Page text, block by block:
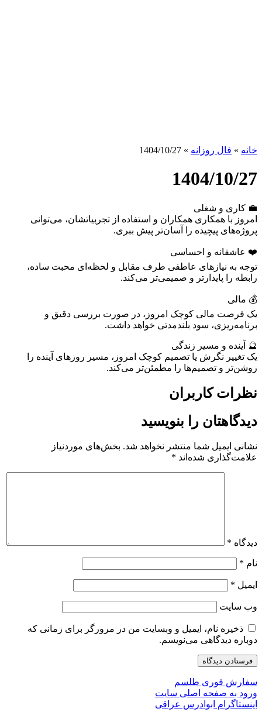
خانه » فال روزانه »
1404/10/27
1404/10/27
💼 کاری و شغلی
امروز با همکاری همکاران و استفاده از تجربیاتشان، می‌توانی
پروژه‌های پیچیده را آسان‌تر پیش ببری.
❤️ عاشقانه و احساسی
توجه به نیازهای عاطفی طرف مقابل و لحظه‌ای محبت ساده،
رابطه را پایدارتر و صمیمی‌تر می‌کند.
💰 مالی
یک فرصت مالی کوچک امروز، در صورت بررسی دقیق و
برنامه‌ریزی، سود بلندمدتی خواهد داشت.
🔮 آینده و مسیر زندگی
یک تغییر نگرش یا تصمیم کوچک امروز، مسیر روزهای آینده را
روشن‌تر و تصمیم‌ها را مطمئن‌تر می‌کند.
نظرات کاربران
دیدگاهتان را بنویسید
نشانی ایمیل شما منتشر نخواهد شد. بخش‌های موردنیاز
علامت‌گذاری شده‌اند *
دیدگاه *
نام *
ایمیل *
وب‌ سایت
ذخیره نام، ایمیل و وبسایت من در مرورگر برای زمانی که
دوباره دیدگاهی می‌نویسم.
سفارش فوری طلسم
ورود به صفحه اصلی سایت
اینستاگرام ابوادرس عراقی